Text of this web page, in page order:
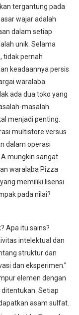
tergantung pada
wajar adalah
dalam setiap
unik. Selama
tidak pernah
keadaannya persis
waralaba
ada dua toko yang
masalah
menjadi penting.
multistore versus
dalam operasi
A mungkin sangat
waralaba Pizza
memiliki lisensi
pada nilai?
Apa itu sains?
intelektual dan
struktur dan
dan eksperimen.”
elemen dengan
Setiap
asam sulfat.